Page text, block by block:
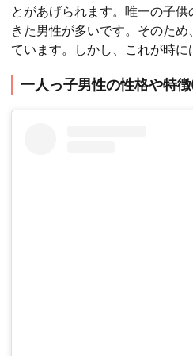
とがあげられます。唯一の子
きた男性が多いです。そのた
ています。しかし、これが時に
一人っ子男性の性格や特